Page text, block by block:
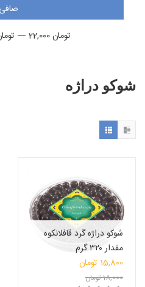
صافی
15,800 — 22,000 تومان
شوکو دراژه
شوکو دراژه گرد قافلانکوه
مقدار ۳۲۰ گرم
قیمت
اصلی:
15,800 تومان
قیمت
18,000تومان